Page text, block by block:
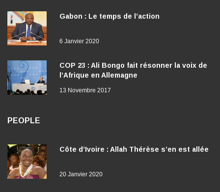
Gabon : Le temps de l’action
6 Janvier 2020
COP 23 : Ali Bongo fait résonner la voix de
l’Afrique en Allemagne
13 Novembre 2017
PEOPLE
Côte d’Ivoire : Allah Thérèse s’en est allée
20 Janvier 2020